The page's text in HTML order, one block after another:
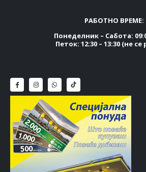
РАБОТНО ВРЕМЕ:
Понеделник – Сабота:
Петок: 12:30 – 13:30 (не